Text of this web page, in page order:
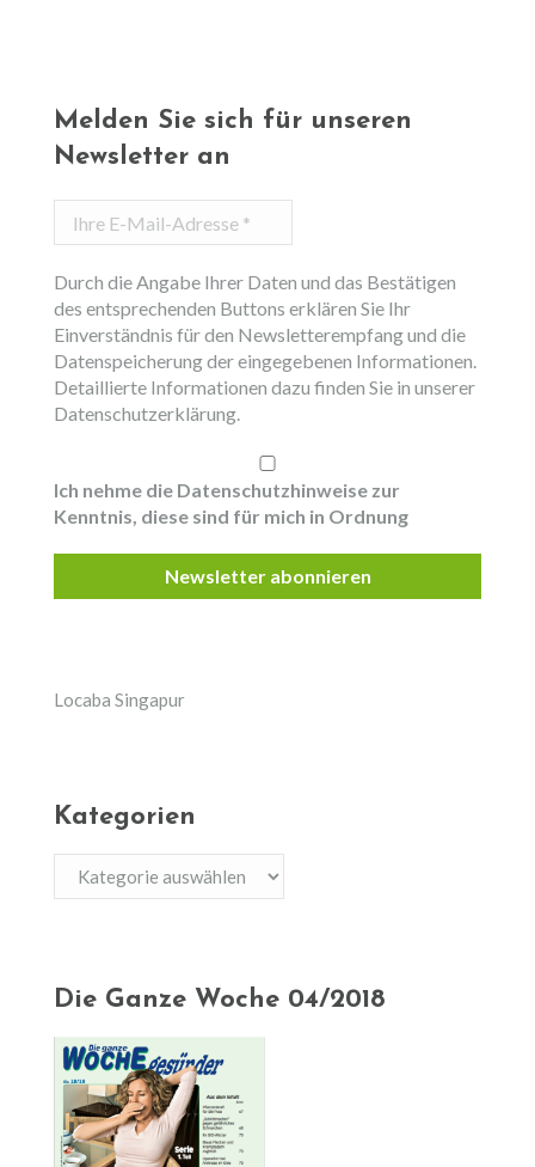
Melden Sie sich für unseren
Newsletter an
Adresse
*
Durch die Angabe Ihrer Daten und das Bestätigen
des entsprechenden Buttons erklären Sie Ihr
Einverständnis für den Newsletterempfang und die
Datenspeicherung der eingegebenen Informationen.
Detaillierte Informationen dazu finden Sie in unserer
Datenschutzerklärung.
Ich nehme die Datenschutzhinweise zur
Kenntnis, diese sind für mich in Ordnung
Locaba Singapur
Kategorien
Kategorien
Die Ganze Woche 04/2018